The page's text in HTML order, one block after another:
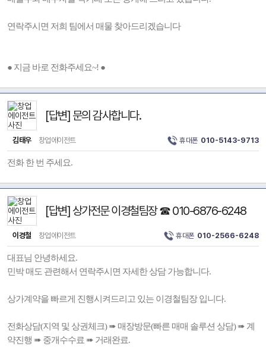
연락주시면 저희 팀에서 매물 찾아드리겠습니다
● 지금 바로 전화주세요~! ●
[답변] 문의 감사합니다.
김태우 창업에이전트 휴대폰 010-5143-9713
전화 한 번 주세요.
[답변] 상가전문 이경철팀장 ☎ 010-6876-6248
이경철 창업에이전트 휴대폰 010-2566-6248
대표님 안녕하세요.
민박 매도 관련해서 연락주시면 자세한 상담 가능합니다.
상가계약을 빠르게 진행시켜드리고 있는 이경철팀장 입니다.
전화상담(지역 및 상권체크) ➠ 매장방문(빠른 매매 솔루션 상담) ➠ 계
약진행 ➠ 중개수수료 ➠ 거래완료.